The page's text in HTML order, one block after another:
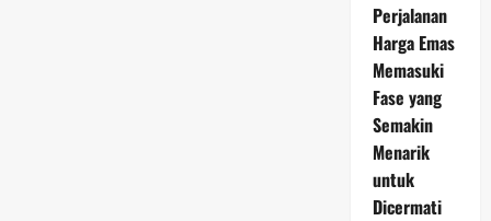
Perjalanan
Harga Emas
Memasuki
Fase yang
Semakin
Menarik
untuk
Dicermati